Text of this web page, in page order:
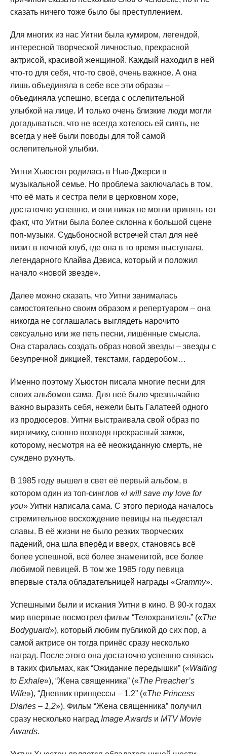
сказать ничего тоже было бы преступлением.
Для многих из нас Уитни была кумиром, легендой,
интересной творческой личностью, прекрасной
актрисой, красивой женщиной. Каждый находил в ней
что-то для себя, что-то своё, очень важное. А она
лишь объединяла в себе все эти образы –
объединяла успешно, всегда с ослепительной
улыбкой на лице. И только очень близкие люди могли
догадываться, что не всегда хотелось ей сиять, не
всегда у неё были поводы для той самой
ослепительной улыбки.
Уитни Хьюстон родилась в Нью-Джерси в
музыкальной семье. Но проблема заключалась в том,
что её мать и сестра пели в церковном хоре,
достаточно успешно, и они никак не могли принять тот
факт, что Уитни была более склонна к большой сцене
поп-музыки. Судьбоносной встречей стал для неё
визит в ночной клуб, где она в то время выступала,
легендарного Клайва Дэвиса, который и положил
начало «новой звезде».
Далее можно сказать, что Уитни занималась
самостоятельно своим образом и репертуаром – она
никогда не соглашалась выглядеть нарочито
сексуально или же петь песни, лишённые смысла.
Она старалась создать образ новой звезды – звезды с
безупречной дикцией, текстами, гардеробом…
Именно поэтому Хьюстон писала многие песни для
своих альбомов сама. Для неё было чрезвычайно
важно выразить себя, нежели быть Галатеей одного
из продюсеров. Уитни выстраивала свой образ по
кирпичику, словно возводя прекрасный замок,
которому, несмотря на её неожиданную смерть, не
суждено рухнуть.
В 1985 году вышел в свет её первый альбом, в
котором один из топ-синглов «I will save my love for
you» Уитни написала сама. С этого периода началось
стремительное восхождение певицы на пьедестал
славы. В её жизни не было резких творческих
падений, она шла вперёд и вверх, становясь всё
более успешной, всё более знаменитой, все более
любимой певицей. В том же 1985 году певица
впервые стала обладательницей награды «Grammy».
Успешными были и искания Уитни в кино. В 90-х годах
мир впервые посмотрел фильм “Телохранитель” («The
Bodyguard»), который любим публикой до сих пор, а
самой актрисе он тогда принёс сразу несколько
наград. После этого она достаточно успешно снялась
в таких фильмах, как “Ожидание передышки” («Waiting
to Exhale»), “Жена священника” («The Preacher’s
Wife»), “Дневник принцессы – 1,2” («The Princess
Diaries – 1,2»). Фильм “Жена священника” получил
сразу несколько наград Image Awards и MTV Movie
Awards.